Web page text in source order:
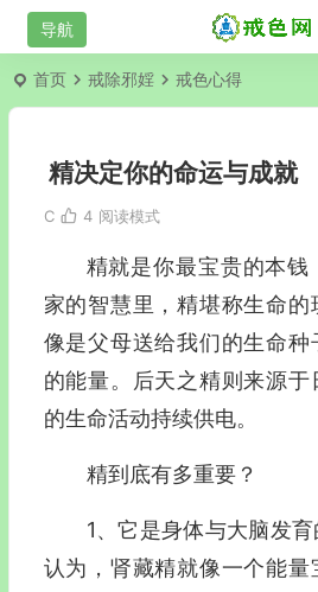
首页 戒除邪婬 戒色心得
精决定你的命运与成就
C 4 阅读模式
精就是你最宝贵的本钱
家的智慧里，精堪称生命
像是父母送给我们的生命
的能量。后天之精则来源
的生命活动持续供电。
精到底有多重要？
1、它是身体与大脑发
认为，肾藏精就像一个能